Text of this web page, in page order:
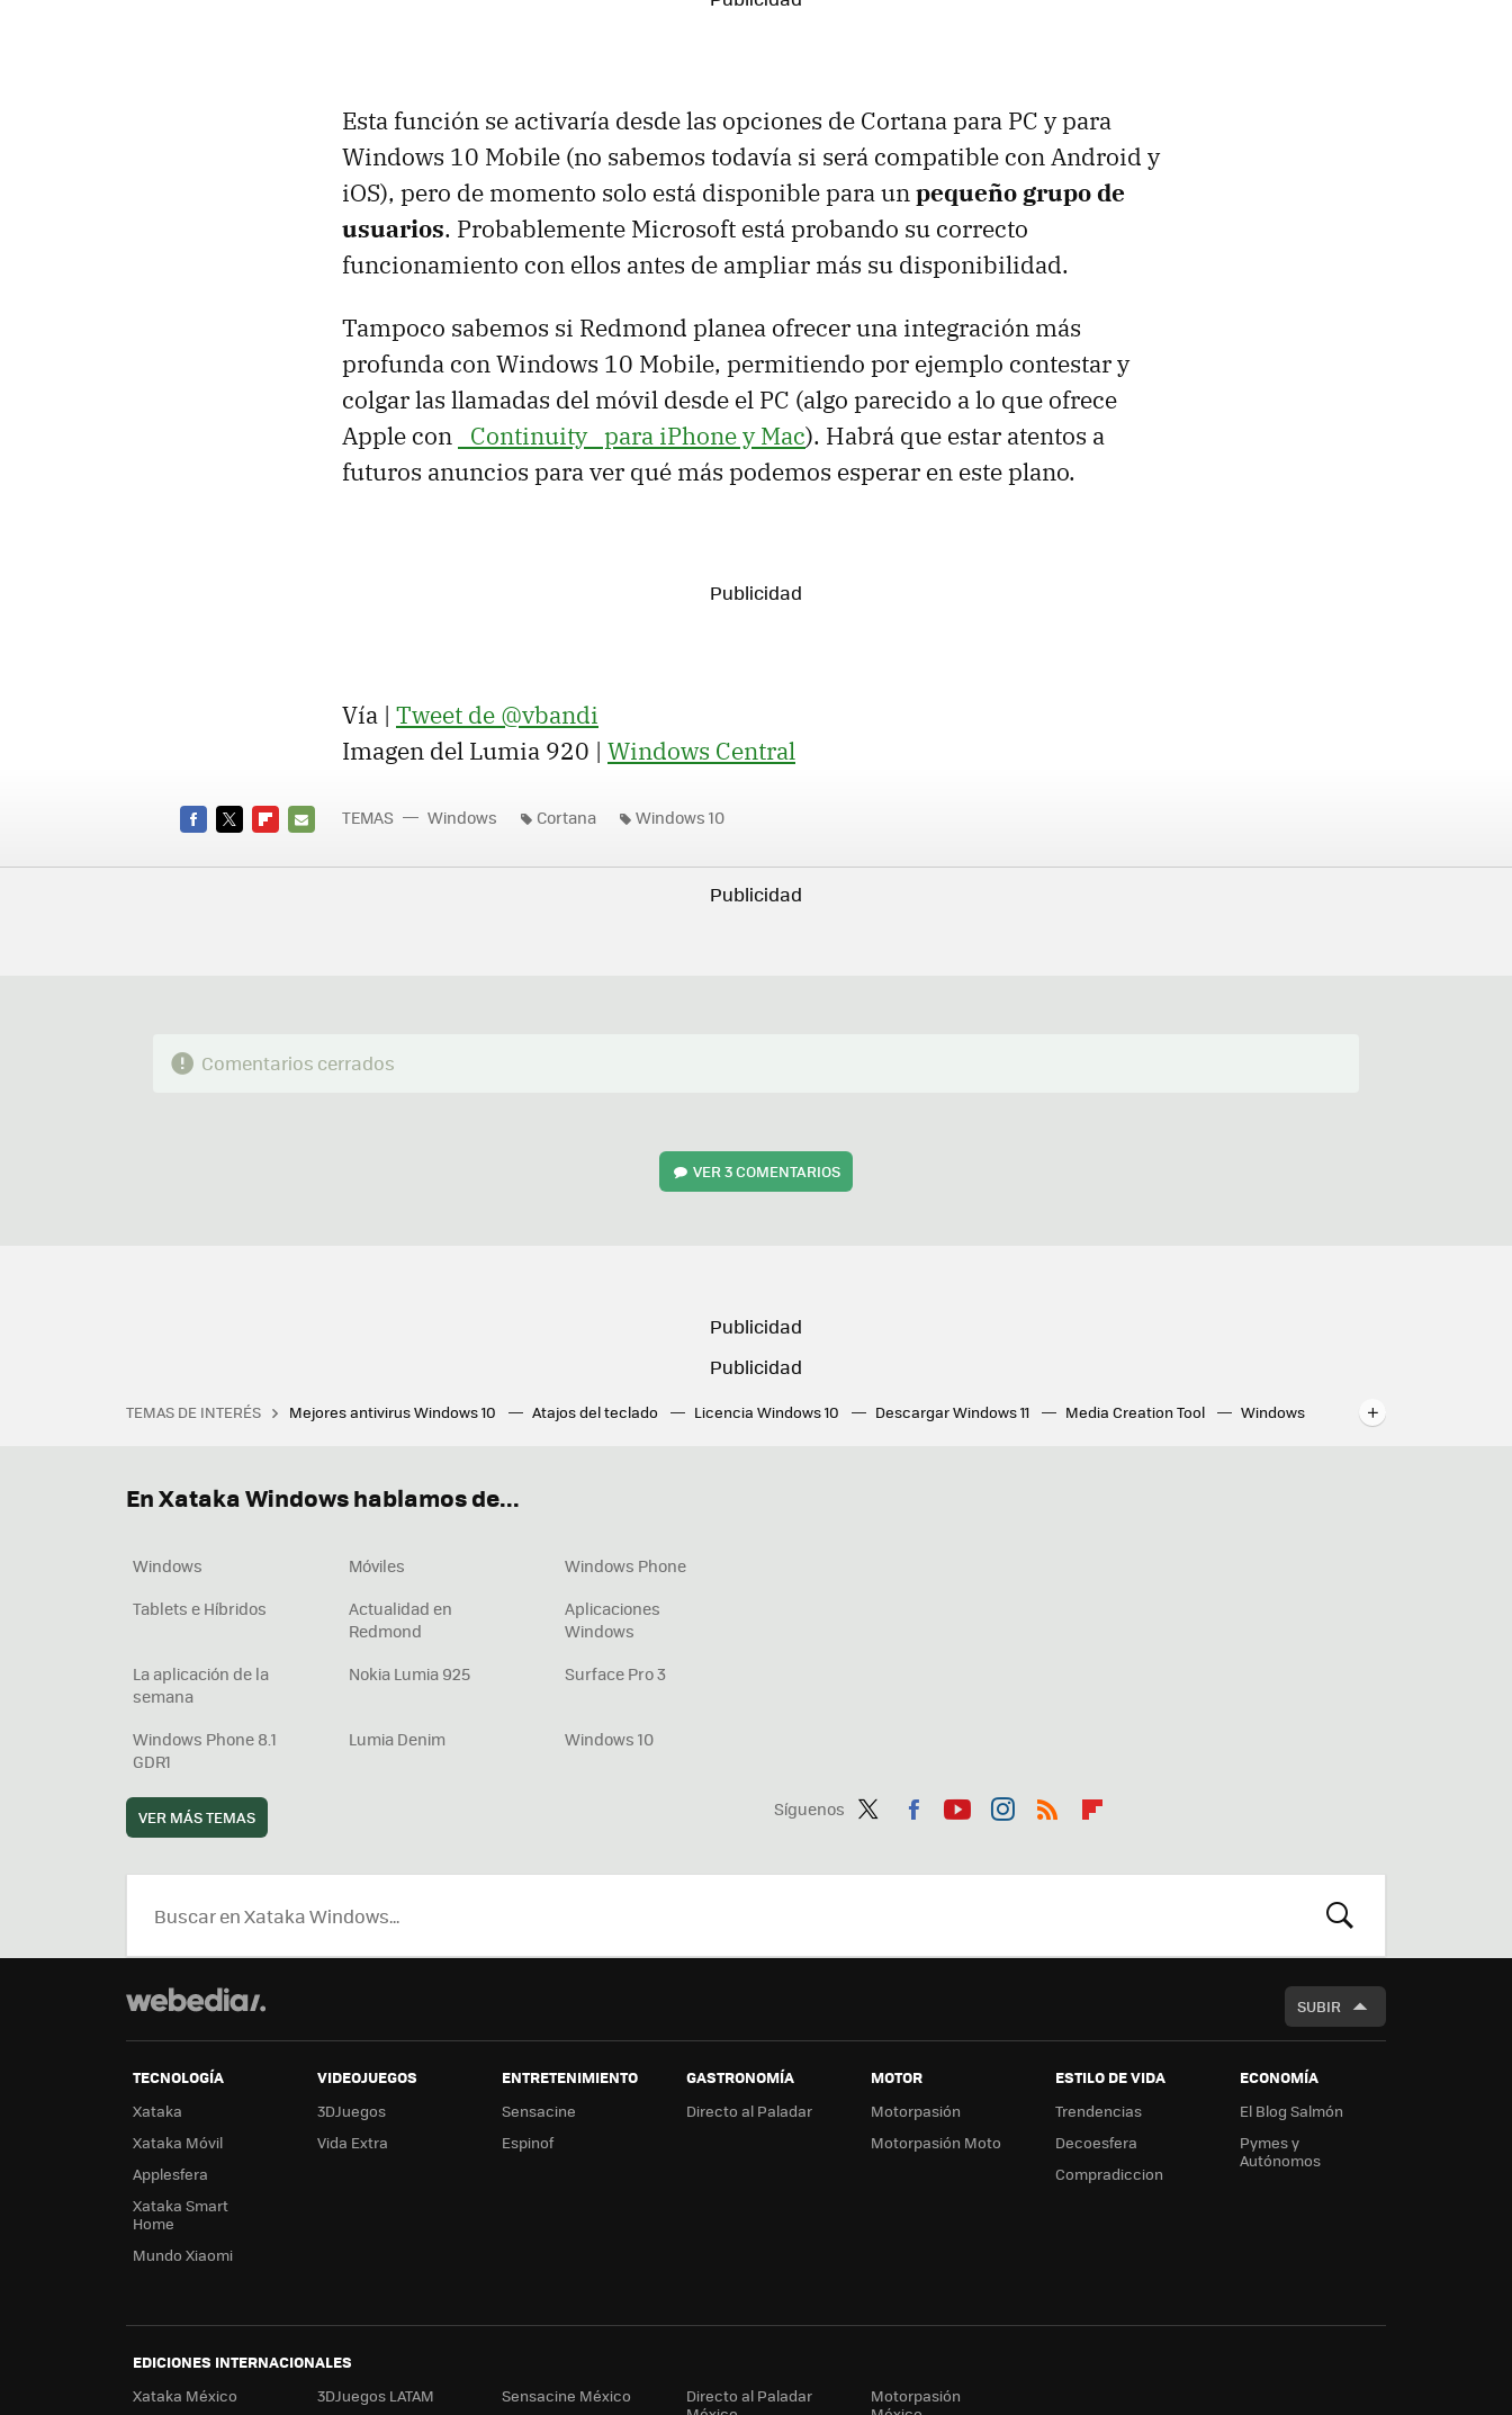
Esta función se activaría desde las opciones de Cortana para PC y para
Windows 10 Mobile (no sabemos todavía si será compatible con Android y
iOS), pero de momento solo está disponible para unpequeño grupo de
usuarios. Probablemente Microsoft está probando su correcto
funcionamiento con ellos antes de ampliar más su disponibilidad.
Tampoco sabemos si Redmond planea ofrecer una integración más
profunda con Windows 10 Mobile, permitiendo por ejemplo contestar y
colgar las llamadas del móvil desde el PC (algo parecido a lo que ofrece
Apple con
_Continuity_ para iPhone y Mac). Habrá que estar atentos a
futuros anuncios para ver qué más podemos esperar en este plano.
Vía | Tweet de @vbandi
Imagen del Lumia 920 | Windows Central
MAIL
TEMAS Windows Cortana Windows 10
Comentarios cerrados
VER3 COMENTARIOS
TEMAS DE INTERÉS Mejores antivirus Windows 10 Atajos del teclado Licencia Windows 10 Descargar Windows 11 Media Creation Tool
Windows
Síguenos
ter
ebo tub agr
boa
En Xataka Windows hablamos de...
Windows Móviles
Windows Phone
Tablets e Híbridos
Actualidad en
Redmond
Aplicaciones
Windows
La aplicación de la
semana
Nokia Lumia 925 Surface Pro 3
Windows Phone 8.1
GDR1
Lumia Denim Windows 10
VER MÁS TEMAS
BUSCAR
SUBIR
TECNOLOGÍA
Xataka
Xataka Móvil
Applesfera
Xataka Smart
Home
Mundo Xiaomi
VIDEOJUEGOS
3DJuegos
Vida Extra
ENTRETENIMIENTO
Sensacine
Espinof
GASTRONOMÍA
Directo al Paladar
MOTOR
Motorpasión
Motorpasión Moto
ESTILO DE VIDA
Trendencias
Decoesfera
Compradiccion
ECONOMÍA
El Blog Salmón
Pymes y
Autónomos
EDICIONES INTERNACIONALES
Xataka México
3DJuegos LATAM Sensacine México
Directo al Paladar
Motorpasión